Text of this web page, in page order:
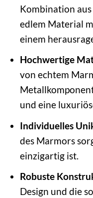
Kombination
edlem Material
einem
Hochwertige
von echtem
und eine
Individuelles
des Marmors
einzigartig ist.
Robuste
Design und die